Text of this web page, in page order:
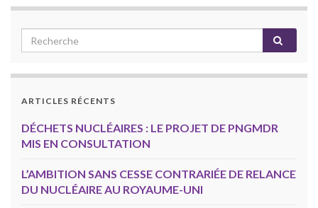
ARTICLES RÉCENTS
DÉCHETS NUCLÉAIRES : LE PROJET DE PNGMDR
MIS EN CONSULTATION
L’AMBITION SANS CESSE CONTRARIÉE DE RELANCE
DU NUCLÉAIRE AU ROYAUME-UNI